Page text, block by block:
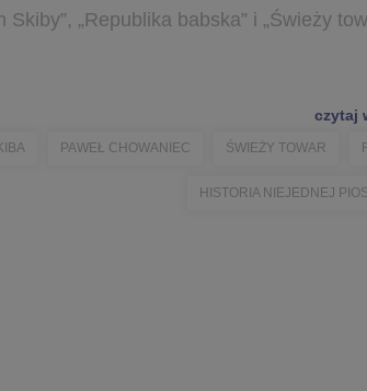
„Republika babska” i „Świeży
czytaj
PAWEŁ CHOWANIEC ŚWIEŻY TOWAR
HISTORIA NIEJEDNEJ